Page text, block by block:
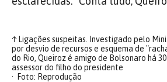
↑Ligações suspeitas. Investigado pelo
por desvio de recursos e esquema de
do Rio, Queiroz é amigo de Bolsonaro há
assessor do filho do presidente
Foto: Reprodução